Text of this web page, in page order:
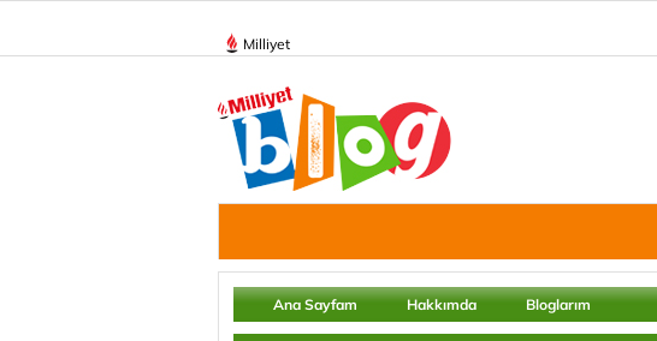
Milliyet
Ana Sayfam Hakkımda Bloglarım